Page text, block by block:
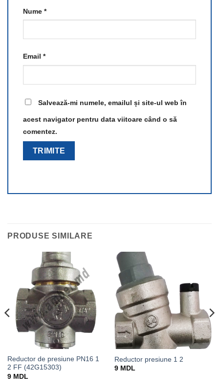
Nume *
Email *
Salvează-mi numele, emailul și site-ul web în
acest navigator pentru data viitoare când o să
comentez.
PRODUSE SIMILARE
Reductor de presiune PN16 1
2 FF (42G15303)
9 MDL
Reductor presiune 1 2
9 MDL